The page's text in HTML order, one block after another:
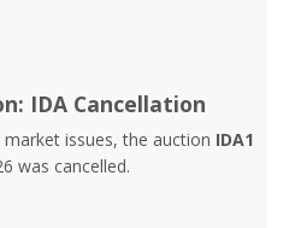
IDA Cancellation
issues, the auction IDA1
was cancelled.